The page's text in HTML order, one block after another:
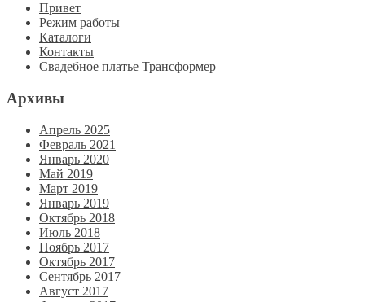
Привет
Режим работы
Каталоги
Контакты
Свадебное платье Трансформер
Архивы
Апрель 2025
Февраль 2021
Январь 2020
Май 2019
Март 2019
Январь 2019
Октябрь 2018
Июль 2018
Ноябрь 2017
Октябрь 2017
Сентябрь 2017
Август 2017